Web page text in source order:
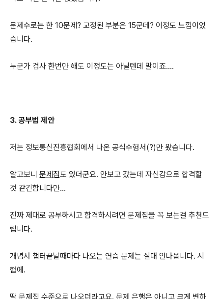
문제수로는 한 10문제? 교정된 부분은 15군데? 이정도 느낌이었
습니다.
누군가 검사 한번만 해도 이정도는 아닐텐데 말이죠....
3. 공부법 제안
저는 정보통신진흥협회에서 나온 공식수험서(?)만 봤습니다.
알고보니 문제집도 있더군요. 안보고 갔는데 자신감으로 합격할
것 같긴합니다만...
진짜 제대로 공부하시고 합격하시려면 문제집을 꼭 보는걸 추천드
립니다.
개념서 챕터끝날때마다 나오는 연습 문제는 절대 안나옵니다. 시
험에.
딱 문제집 수준으로 나오더라고요. 문제 은행은 아니고 크게 변하